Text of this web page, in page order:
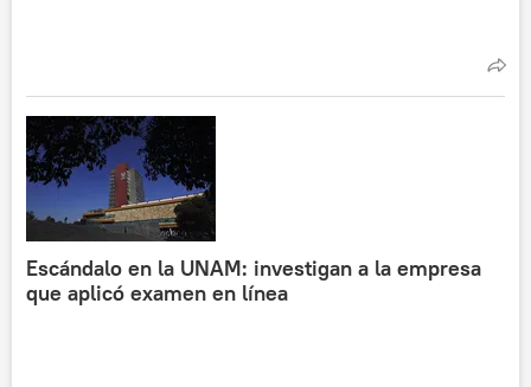
Escándalo en la UNAM: investigan a la empresa
que aplicó examen en línea